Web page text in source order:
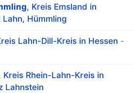
, Kreis Emsland in
Lahn, Hümmling
Lahn-Dill-Kreis in Hessen -
Kreis Rhein-Lahn-Kreis in
Lahnstein